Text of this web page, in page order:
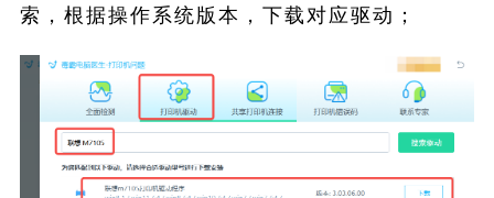
索，根据操作系统版本，下载对应驱动；